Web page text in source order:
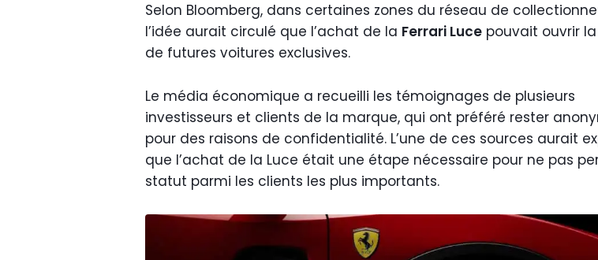
Selon Bloomberg, dans certaines zones du réseau de
l’idée aurait circulé que l’achat de la Ferrari Luce pouvait ouvrir
de futures voitures exclusives.
Le média économique a recueilli les témoignages de plusieurs
investisseurs et clients de la marque, qui ont préféré rester
pour des raisons de confidentialité. L’une de ces sources aurait
que l’achat de la Luce était une étape nécessaire pour ne pas
statut parmi les clients les plus importants.